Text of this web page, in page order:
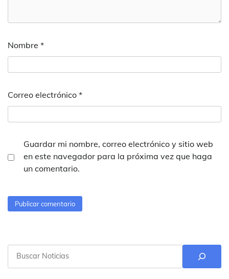
Nombre *
Correo electrónico *
Guardar mi nombre, correo electrónico y sitio web
en este navegador para la próxima vez que haga
un comentario.